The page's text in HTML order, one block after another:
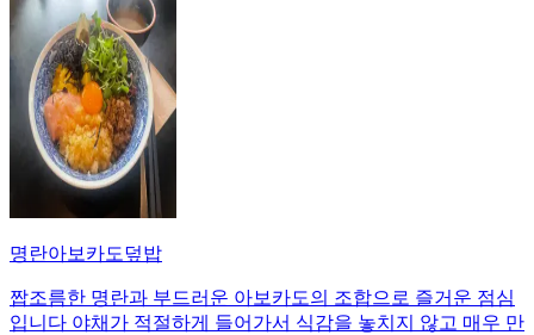
명란아보카도덮밥
짭조름한 명란과 부드러운 아보카도의 조합으로 즐거운 점심
입니다 야채가 적절하게 들어가서 식감을 놓치지 않고 매우 만